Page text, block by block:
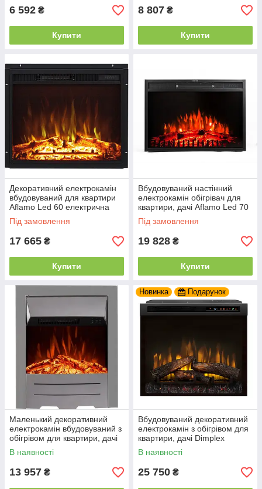
6 592 ₴
Купити
8 807 ₴
Купити
Декоративний електрокамін
вбудовуваний для квартири
Aflamo Led 60 електрична
вставка з обігрівом 60 см
Під замовлення
17 665 ₴
Купити
Вбудовуваний настінний
електрокамін обігрівач для
квартири, дачі Aflamo Led 70
електричне вогнище 70 см
Під замовлення
19 828 ₴
Купити
Маленький декоративний
електрокамін вбудовуваний з
обігрівом для квартири, дачі
Aflamo Dexter Silver
В наявності
13 957 ₴
Новинка Подарунок
Вбудовуваний декоративний
електрокамін з обігрівом для
квартири, дачі Dimplex
Symphony 28L-INT (XHD28L-
INT)
В наявності
25 750 ₴